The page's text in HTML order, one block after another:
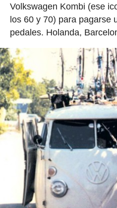
Volkswagen Kombi (ese
los 60 y 70) para pagarse
pedales. Holanda,